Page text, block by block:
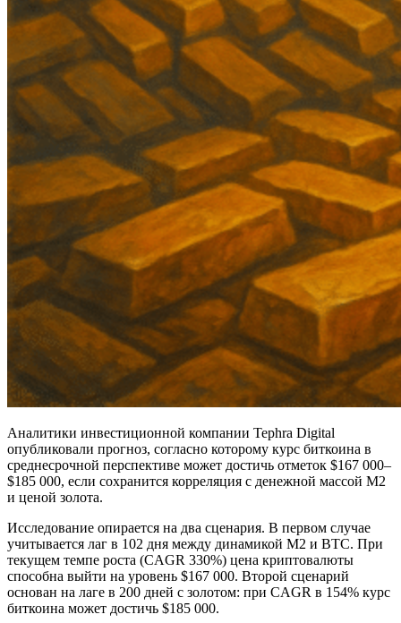
Аналитики инвестиционной компании Tephra Digital
опубликовали прогноз, согласно которому курс биткоина в
среднесрочной перспективе может достичь отметок $167 000–
$185 000, если сохранится корреляция с денежной массой M2
и ценой золота.
Исследование опирается на два сценария. В первом случае
учитывается лаг в 102 дня между динамикой M2 и BTC. При
текущем темпе роста (CAGR 330%) цена криптовалюты
способна выйти на уровень $167 000. Второй сценарий
основан на лаге в 200 дней с золотом: при CAGR в 154% курс
биткоина может достичь $185 000.